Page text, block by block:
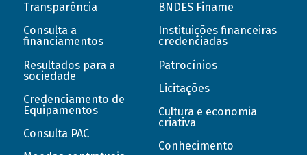
Transparência
Consulta a
financiamentos
Resultados para a
sociedade
Credenciamento de
Equipamentos
Consulta PAC
BNDES Finame
Instituições financeiras
credenciadas
Patrocínios
Licitações
Cultura e economia
criativa
Conhecimento